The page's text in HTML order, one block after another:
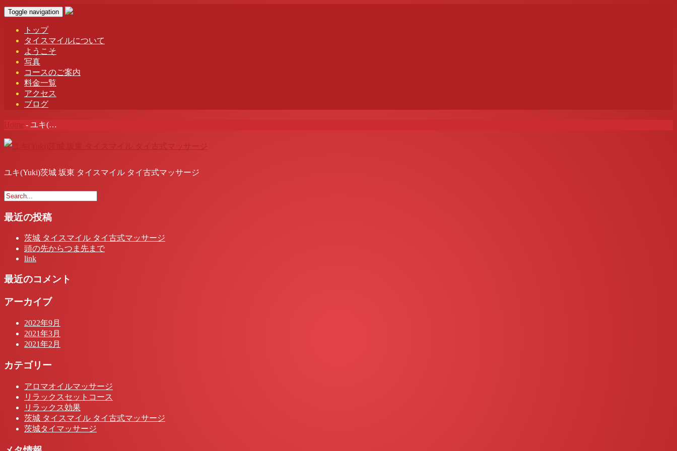
Toggle navigation
トップ
タイスマイルについて
ようこそ
写真
コースのご案内
料金一覧
アクセス
ブログ
Home - ユキ(…
ユキ(Yuki)茨城 坂東 タイスマイル タイ古式マッサージ
最近の投稿
茨城 タイスマイル タイ古式マッサージ
頭の先からつま先まで
link
最近のコメント
アーカイブ
2022年9月
2021年3月
2021年2月
カテゴリー
アロマオイルマッサージ
リラックスセットコース
リラックス効果
茨城 タイスマイル タイ古式マッサージ
茨城タイマッサージ